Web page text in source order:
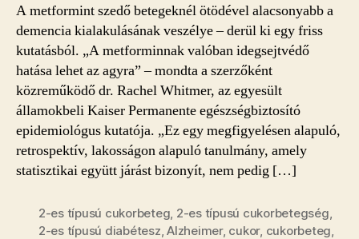
A metformint szedő betegeknél ötödével alacsonyabb a
demencia kialakulásának veszélye – derül ki egy friss
kutatásból. „A metforminnak valóban idegsejtvédő
hatása lehet az agyra” – mondta a szerzőként
közreműködő dr. Rachel Whitmer, az egyesült
államokbeli Kaiser Permanente egészségbiztosító
epidemiológus kutatója. „Ez egy megfigyelésen alapuló,
retrospektív, lakosságon alapuló tanulmány, amely
statisztikai együtt járást bizonyít, nem pedig […]
2-es típusú cukorbeteg 2-es típusú cukorbetegség
2-es típusú diabétesz ,Alzheimer, cukor, cukorbeteg